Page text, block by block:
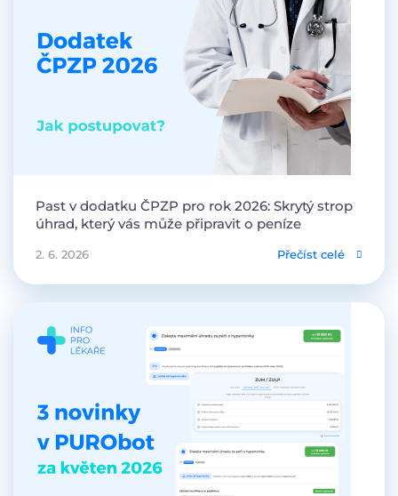
Past v dodatku ČPZP pro rok 2026: Skrytý strop
úhrad, který vás může připravit o peníze
2. 6. 2026 Přečíst celé